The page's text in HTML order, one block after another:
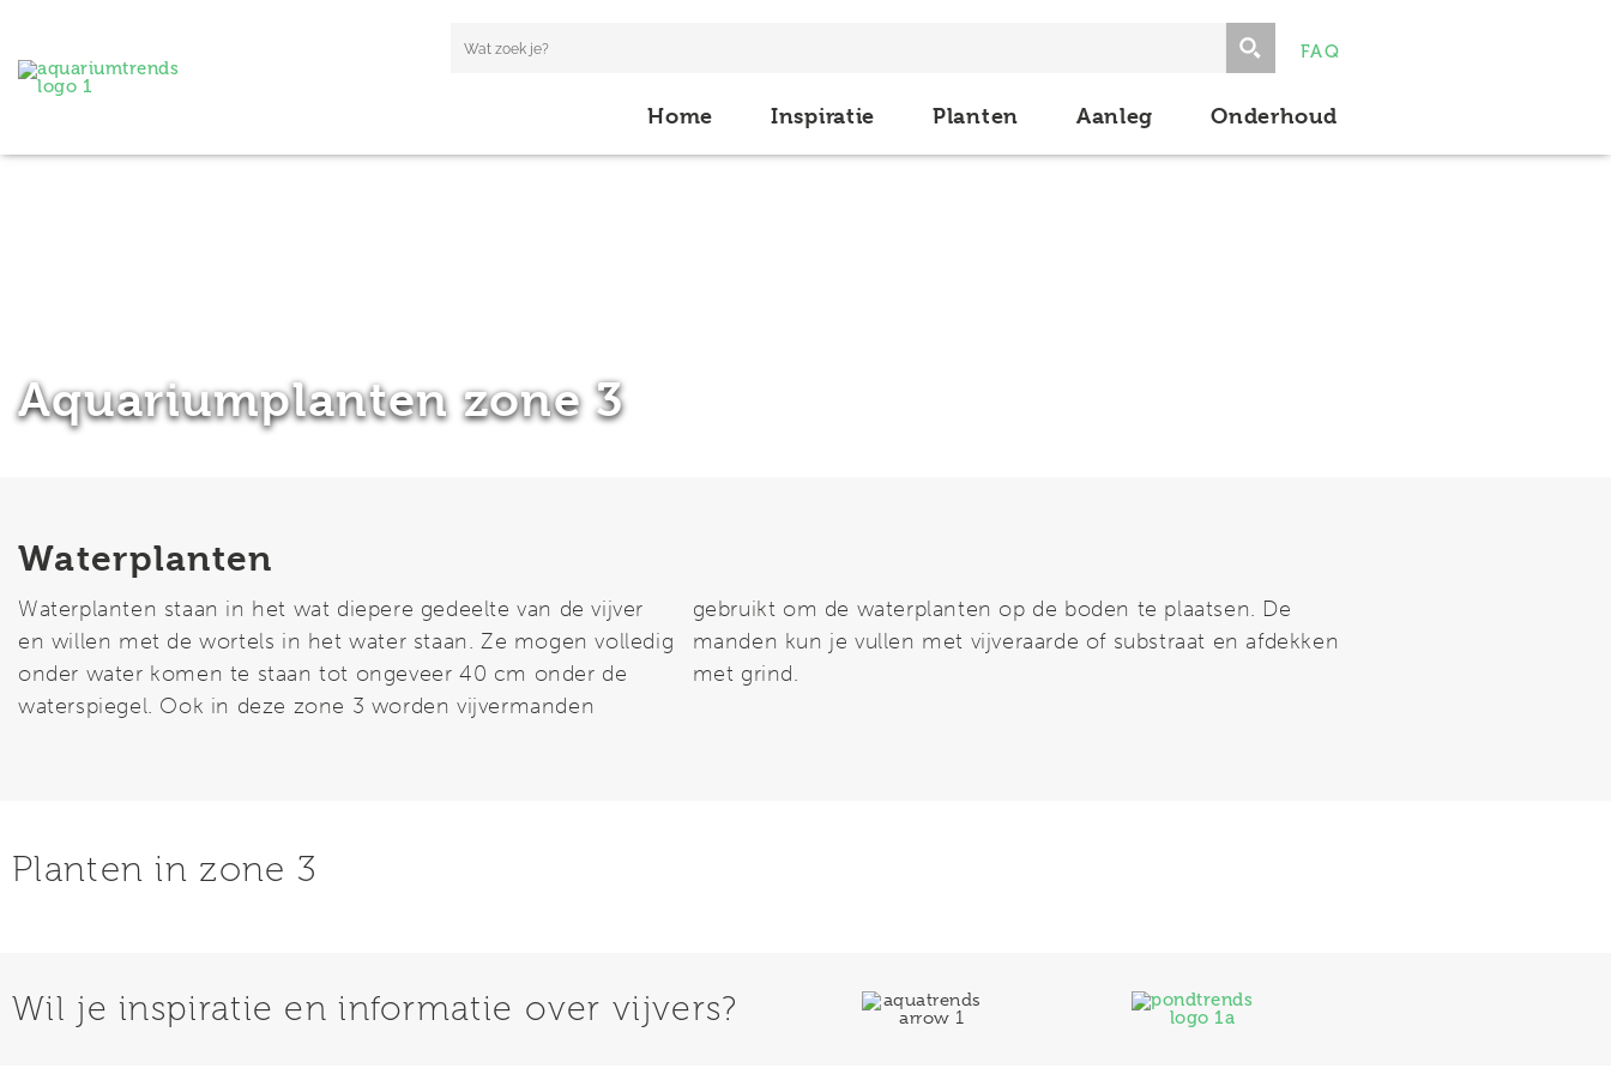
FAQ
Home Inspiratie Planten Aanleg Onderhoud
Aquariumplanten zone 3
Waterplanten
Waterplanten staan in het wat diepere gedeelte van de vijver
en willen met de wortels in het water staan. Ze mogen volledig
onder water komen te staan tot ongeveer 40 cm onder de
waterspiegel. Ook in deze zone 3 worden vijvermanden
gebruikt om de waterplanten op de boden te plaatsen. De
manden kun je vullen met vijveraarde of substraat en afdekken
met grind.
Planten in zone 3
Wil je inspiratie en informatie over vijvers?​